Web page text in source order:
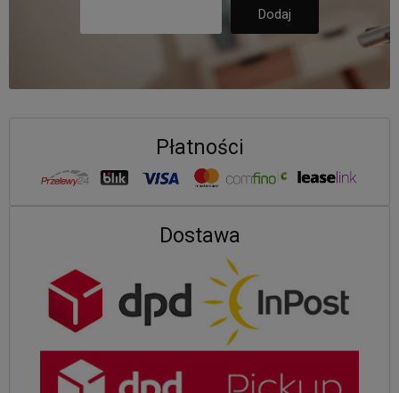
Płatności
Dostawa